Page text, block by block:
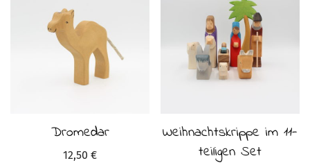
Dromedar
12,50 €
Weihnachtskrippe im 11-
teiligen Set